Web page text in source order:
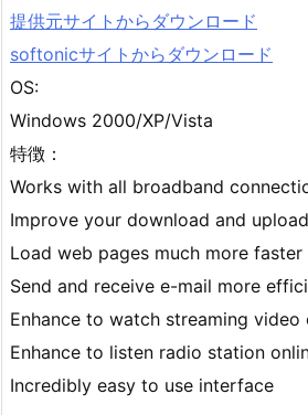
提供元サイトからダウンロード
softonicサイトからダウンロード
OS:
Windows 2000/XP/Vista
特徴：
Works with all broadband
Improve your download and
Load web pages much more faster
Send and receive e-mail more
Enhance to watch streaming video
Enhance to listen radio station
Incredibly easy to use interface